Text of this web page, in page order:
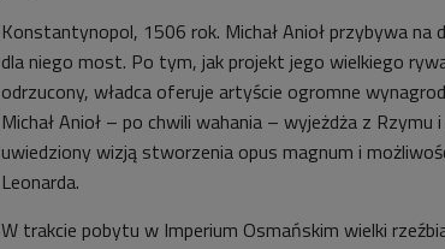
Konstantynopol, 1506 rok. Michał Anioł przybywa
dla niego most. Po tym, jak projekt jego wielkiego
odrzucony, władca oferuje artyście ogromne
Michał Anioł – po chwili wahania – wyjeżdża z
uwiedziony wizją stworzenia opus magnum i
Leonarda.
W trakcie pobytu w Imperium Osmańskim wielki